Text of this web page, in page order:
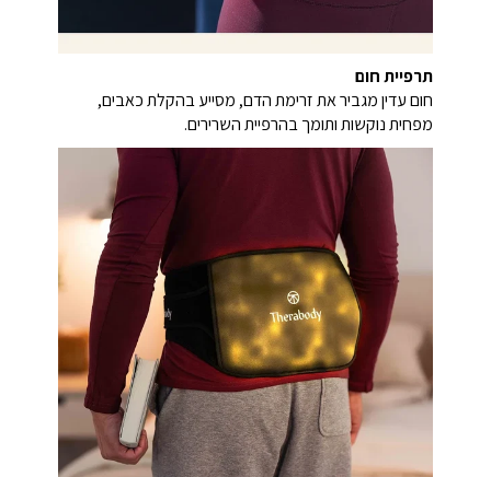
תרפיית חום
חום עדין מגביר את זרימת הדם, מסייע בהקלת כאבים,
מפחית נוקשות ותומך בהרפיית השרירים.